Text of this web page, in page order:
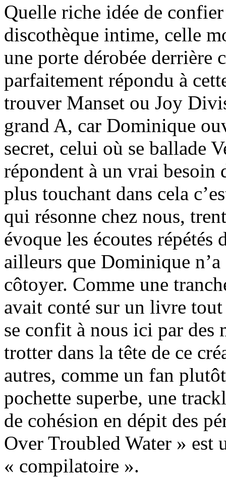
Quelle riche idée de
discothèque intime, celle
une porte dérobée
parfaitement répondu à
trouver Manset ou Joy
grand A, car Dominique
secret, celui où se ballade
répondent à un vrai besoin
plus touchant dans cela
qui résonne chez nous,
évoque les écoutes répétés
ailleurs que Dominique
côtoyer. Comme une
avait conté sur un livre
se confit à nous ici par des
trotter dans la tête de ce
autres, comme un fan
pochette superbe, une
de cohésion en dépit des
Over Troubled Water » est
« compilatoire ».